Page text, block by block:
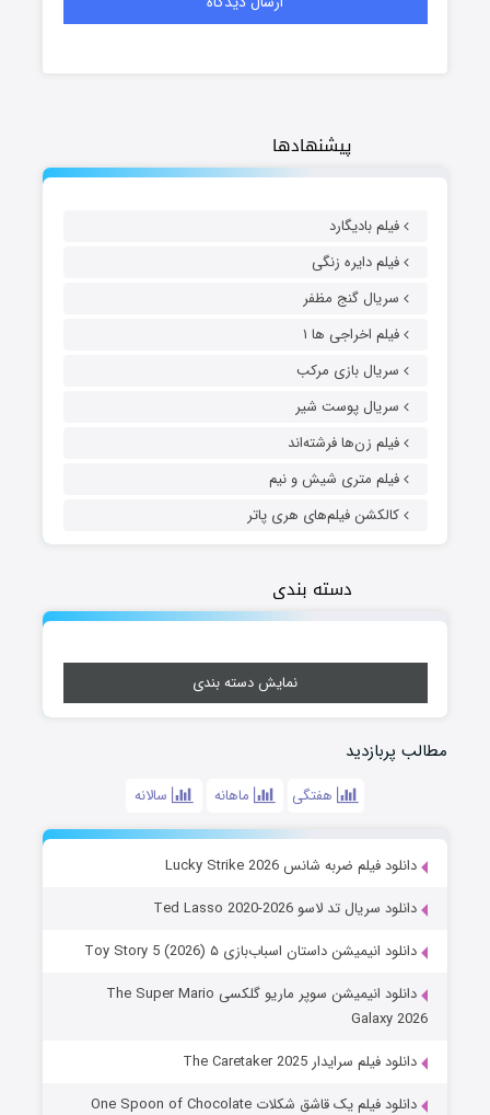
پیشنهادها
فیلم بادیگارد
فیلم دایره زنگی
سریال گنج مظفر
فیلم اخراجی ها ۱
سریال بازی مرکب
سریال پوست شیر
فیلم زن‌ها فرشته‌اند
فیلم متری شیش و نیم
کالکشن فیلم‌های هری پاتر
دسته بندی
نمایش دسته بندی
مطالب پربازدید
هفتگی ماهانه سالانه
دانلود فیلم ضربه شانس Lucky Strike 2026
دانلود سریال تد لاسو Ted Lasso 2020-2026
دانلود انیمیشن داستان اسباب‌بازی ۵ Toy Story 5 (2026)
دانلود انیمیشن سوپر ماریو گلکسی The Super Mario
Galaxy 2026
دانلود فیلم سرایدار The Caretaker 2025
دانلود فیلم یک قاشق شکلات One Spoon of Chocolate